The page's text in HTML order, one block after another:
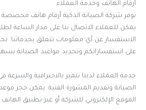
أرقام الهاتف وخدمة العملاء
توفر شركة الصيانة الذكية أرقام هاتف
يمكن للعملاء الاتصال بنا على مدار الساعة
الاستفسار عن أي معلومات تتعلق بخدماتنا.
على استفساراتكم وتحديد مواعيد الصيانة
خدمة العملاء لدينا تتميز بالاحترافية والسرعة
الصيانة وتقديم المشورة الفنية. يمكن حجز
الموقع الإلكتروني للشركة أو عبر تطبيق